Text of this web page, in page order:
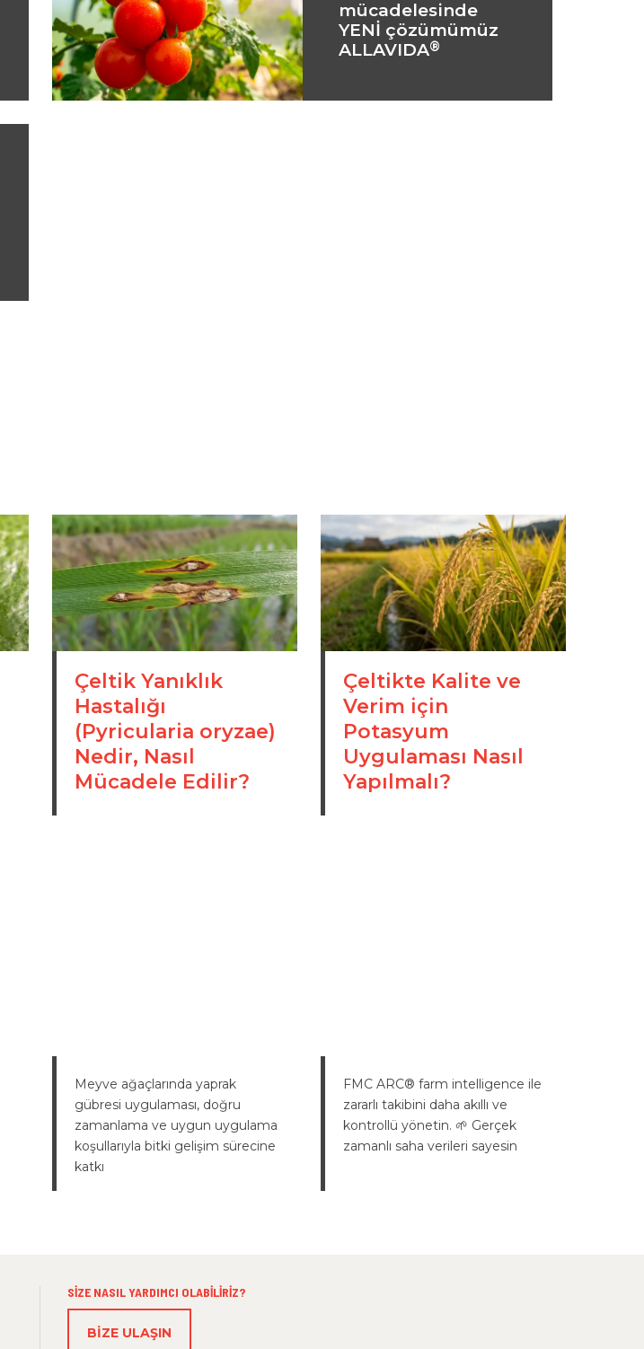
mücadelesinde
YENİ çözümümüz
ALLAVIDA®
Çeltik Yanıklık
Hastalığı
(Pyricularia oryzae)
Nedir, Nasıl
Mücadele Edilir?
Çeltikte Kalite ve
Verim için
Potasyum
Uygulaması Nasıl
Yapılmalı?
Meyve ağaçlarında yaprak
gübresi uygulaması, doğru
zamanlama ve uygun uygulama
koşullarıyla bitki gelişim sürecine
katkı
FMC ARC® farm intelligence ile
zararlı takibini daha akıllı ve
kontrollü yönetin. 🌱 Gerçek
zamanlı saha verileri sayesin
SIZE NASIL YARDIMCI OLABILIRIZ?
BIZE ULAŞIN